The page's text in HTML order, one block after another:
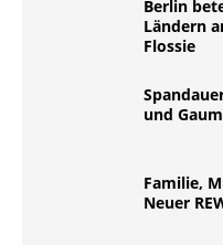
Berlin
Ländern
Flossie
und
Familie,
Neuer